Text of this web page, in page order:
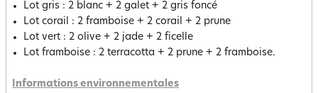
Lot gris : 2 blanc + 2 galet + 2 gris foncé
Lot corail : 2 framboise + 2 corail + 2 prune
Lot vert : 2 olive + 2 jade + 2 ficelle
Lot framboise : 2 terracotta + 2 prune + 2 framboise.
Informations environnementales